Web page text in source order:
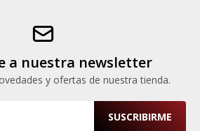
a nuestra newsletter
y ofertas de nuestra tienda.
SUSCRIBIRME